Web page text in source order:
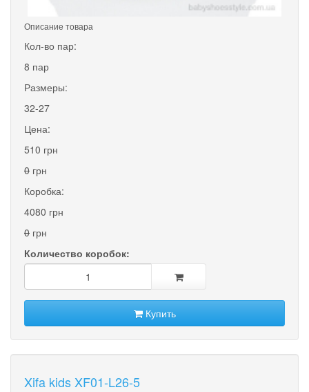
Описание товара
Кол-во пар:
8 пар
Размеры:
32-27
Цена:
510 грн
0 грн
Коробка:
4080 грн
0 грн
Количество коробок:
Купить
Xifa kids XF01-L26-5